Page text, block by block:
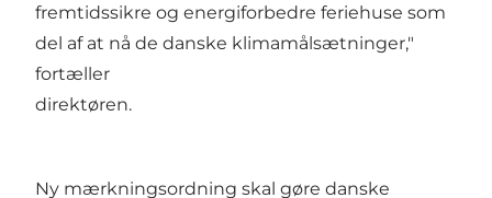
fremtidssikre og energiforbedre feriehuse som
del af at nå de danske klimamålsætninger,"
fortæller
direktøren.
Ny mærkningsordning skal gøre danske